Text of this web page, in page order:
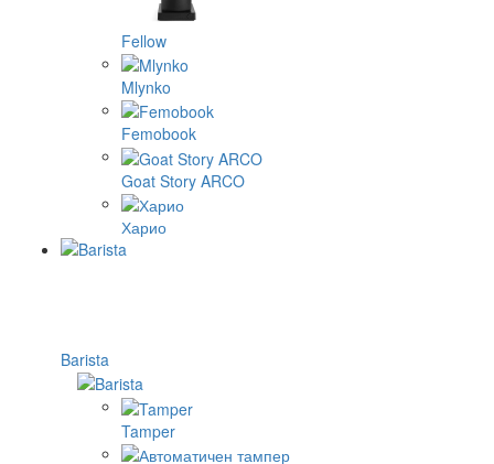
Fellow
Mlynko
Femobook
Goat Story ARCO
Харио
Barista
Tamper